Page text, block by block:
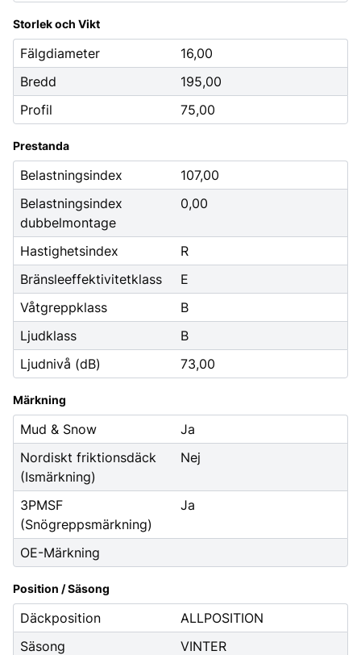
Storlek och Vikt
Fälgdiameter
16,00
Bredd
195,00
Profil
75,00
Prestanda
Belastningsindex
107,00
Belastningsindex
dubbelmontage
0,00
Hastighetsindex
R
Bränsleeffektivitetklass
E
Våtgreppklass
B
Ljudklass
B
Ljudnivå (dB)
73,00
Märkning
Mud & Snow
Ja
Nordiskt friktionsdäck
(Ismärkning)
Nej
3PMSF
(Snögreppsmärkning)
Ja
OE-Märkning
Position / Säsong
Däckposition
ALLPOSITION
Säsong
VINTER